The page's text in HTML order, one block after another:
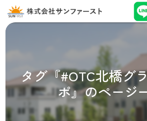
タグ『#OTC北橋グ
ポ』のページ